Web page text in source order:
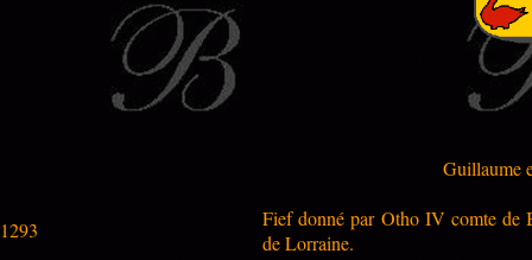
Guillaume
1293
Fief donné par Otho IV comte de
de Lorraine.